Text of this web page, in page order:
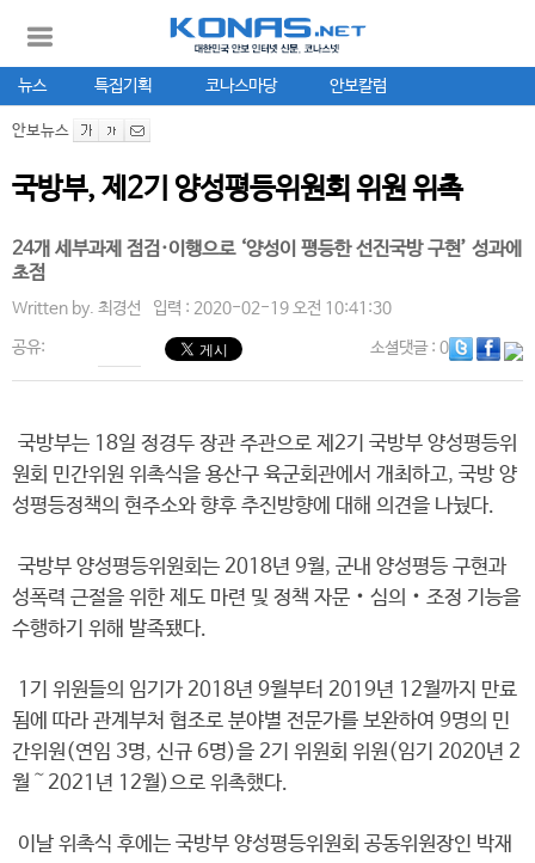
뉴스 특집기획 코나스마당 안보칼럼
안보뉴스
국방부, 제2기 양성평등위원회 위원 위촉
24개 세부과제 점검·이행으로 ‘양성이 평등한 선진국방 구현’ 성과에
초점
Written by. 최경선 입력 : 2020-02-19 오전 10:41:30
공유: 소셜댓글: 0
국방부는 18일 정경두 장관 주관으로 제2기 국방부 양성평등위
원회 민간위원 위촉식을 용산구 육군회관에서 개최하고, 국방 양
성평등정책의 현주소와 향후 추진방향에 대해 의견을 나눴다.
국방부 양성평등위원회는 2018년 9월, 군내 양성평등 구현과
성폭력 근절을 위한 제도 마련 및 정책 자문‧심의‧조정 기능을
수행하기 위해 발족됐다.
1기 위원들의 임기가 2018년 9월부터 2019년 12월까지 만료
됨에 따라 관계부처 협조로 분야별 전문가를 보완하여 9명의 민
간위원(연임 3명, 신규 6명)을 2기 위원회 위원(임기 2020년 2
월～2021년 12월)으로 위촉했다.
이날 위촉식 후에는 국방부 양성평등위원회 공동위원장인 박재